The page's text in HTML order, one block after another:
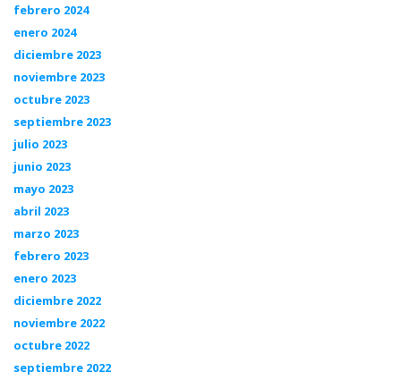
febrero 2024
enero 2024
diciembre 2023
noviembre 2023
octubre 2023
septiembre 2023
julio 2023
junio 2023
mayo 2023
abril 2023
marzo 2023
febrero 2023
enero 2023
diciembre 2022
noviembre 2022
octubre 2022
septiembre 2022